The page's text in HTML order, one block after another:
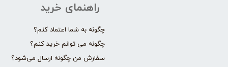
راهنمای خرید
چگونه به شما اعتماد کنم؟
چگونه می توانم خرید کنم؟
سفارش من چگونه ارسال می‌شود؟